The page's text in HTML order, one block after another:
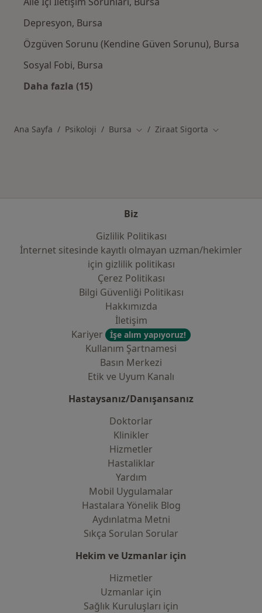
Depresyon, Bursa
Özgüven Sorunu (Kendine Güven Sorunu), Bursa
Sosyal Fobi, Bursa
Daha fazla (15)
Ana Sayfa Psikoloji Bursa Şehir değiştir
Ziraat Sigorta Şehir
Biz
Gizlilik Politikası
İnternet sitesinde kayıtlı olmayan uzman/hekimler
i̇çin gizlilik politikası
Çerez Politikası
Bilgi Güvenliği Politikası
Hakkımızda
İletişim
Kariyer
İşe alım yapıyoruz!
Kullanım Şartnamesi
Basın Merkezi
Etik ve Uyum Kanalı
Hastaysanız/Danışansanız
Doktorlar
Klinikler
Hizmetler
Hastaliklar
Yardım
Mobil Uygulamalar
Hastalara Yönelik Blog
Aydınlatma Metni
Sıkça Sorulan Sorular
Hekim ve Uzmanlar için
Hizmetler
Uzmanlar için
Sağlık Kuruluşları için